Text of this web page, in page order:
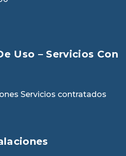
Uso – Servicios Con
Servicios contratados